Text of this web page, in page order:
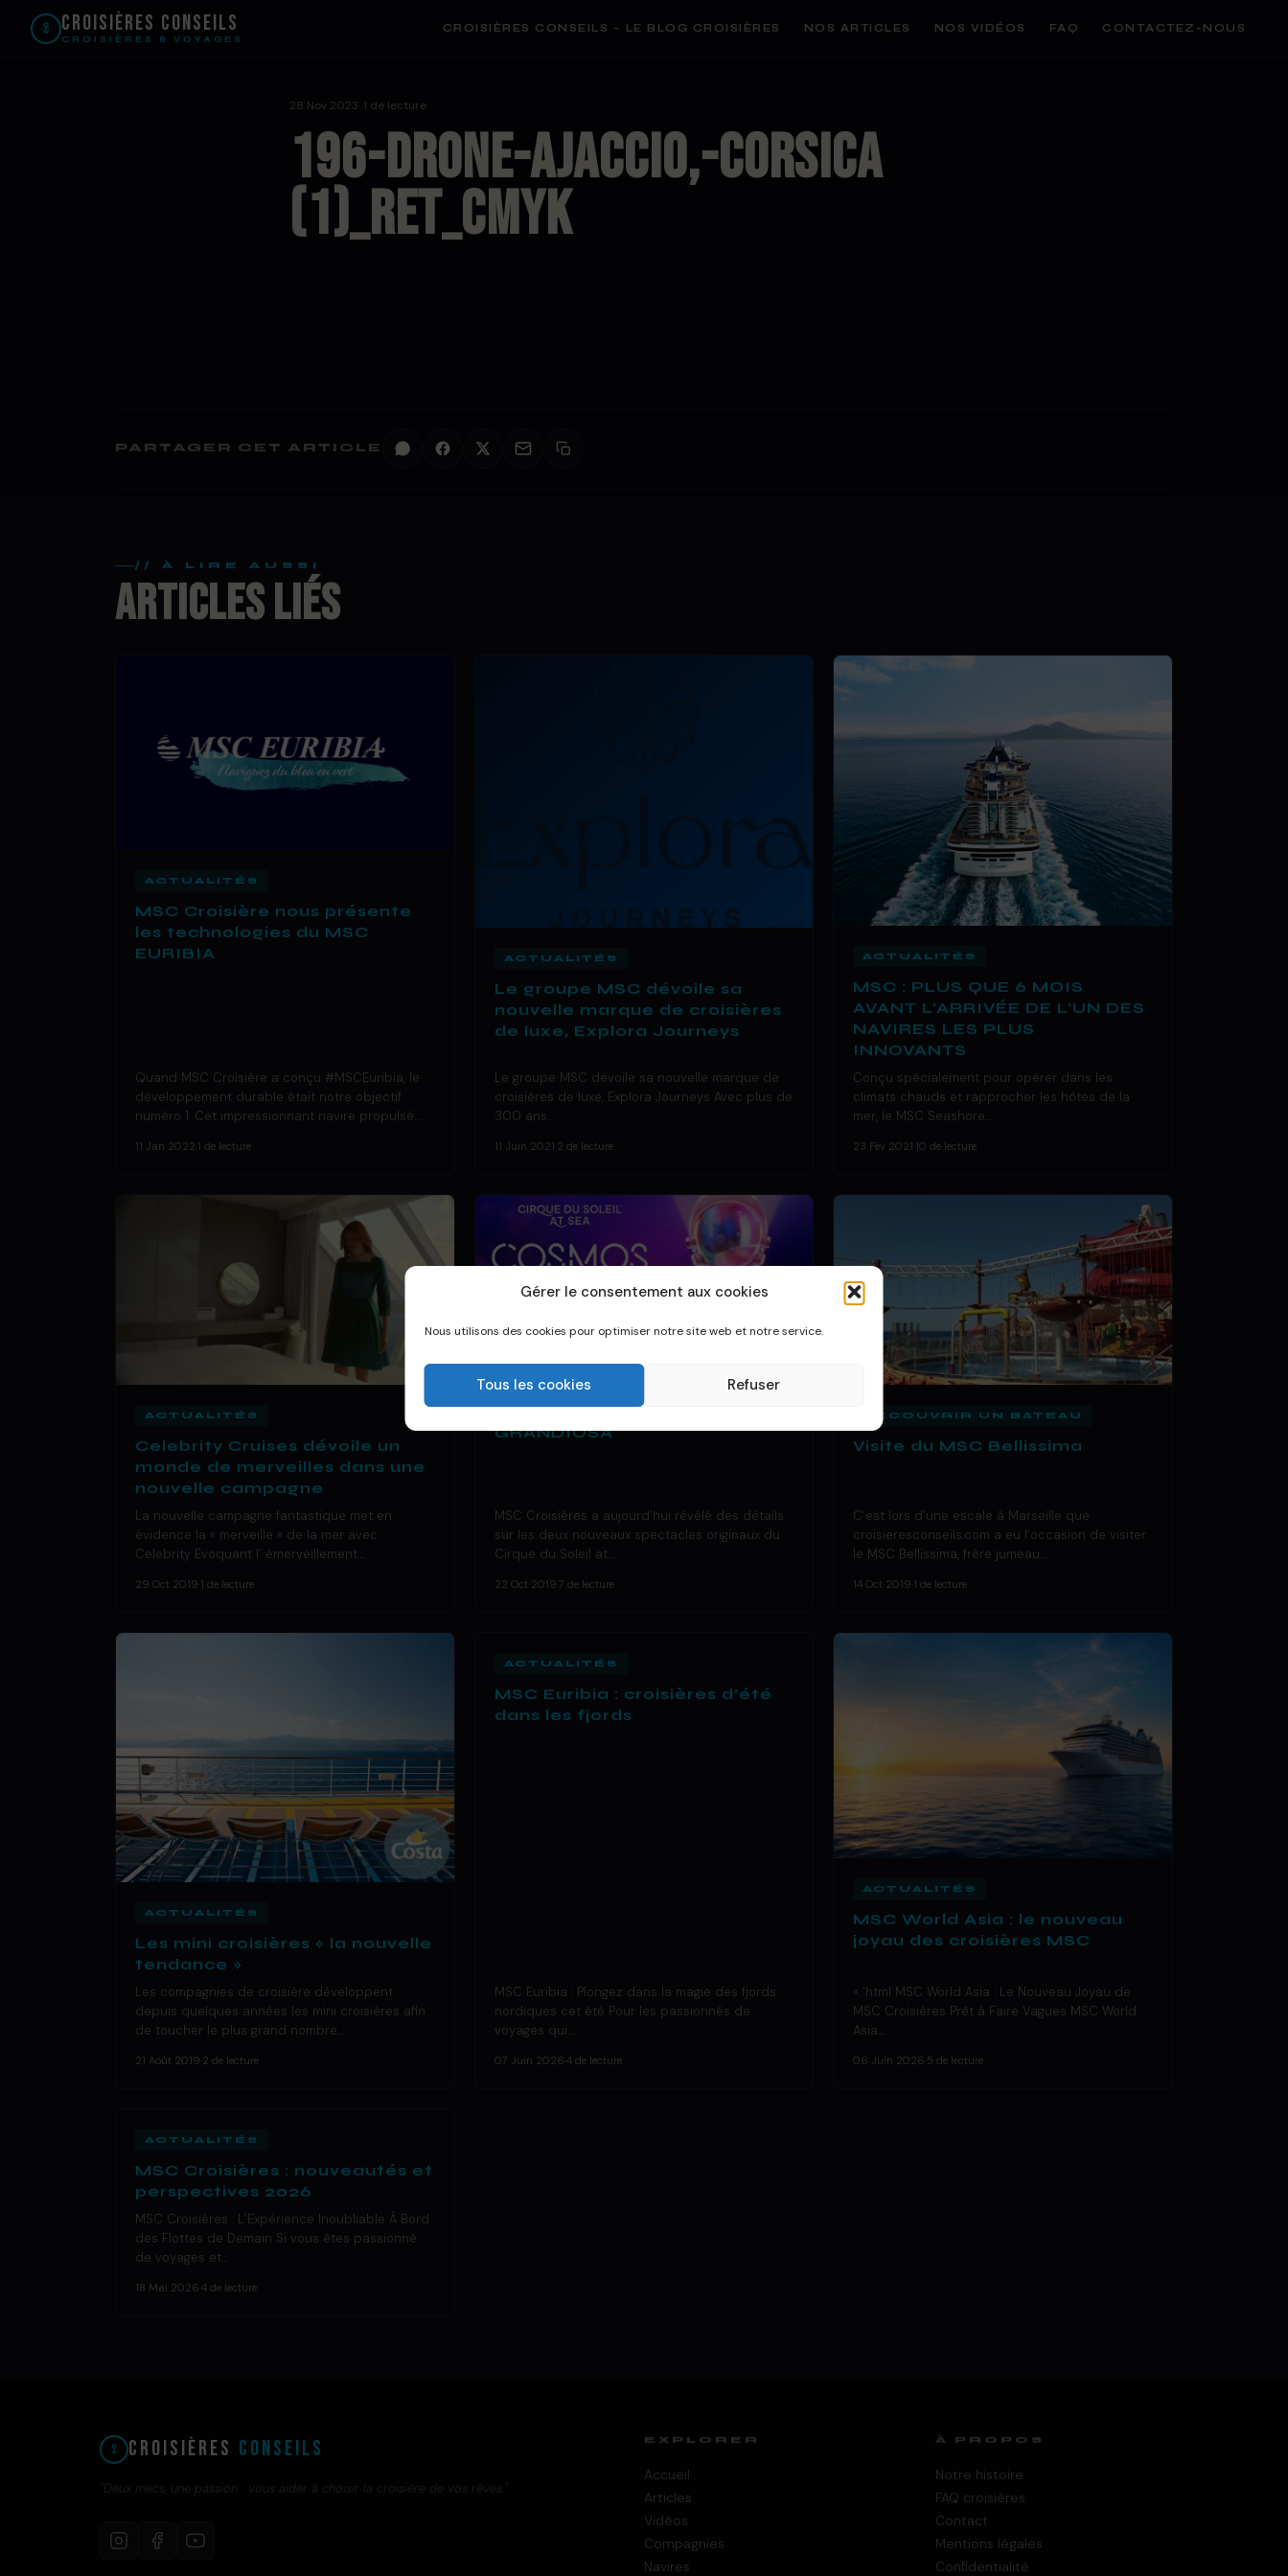
Gérer le consentement aux cookies
Nous utilisons des cookies pour optimiser notre site web et notre service.
Tous les cookies Refuser
Croisières Conseils
CROISIÈRES & VOYAGES
CROISIÈRES CONSEILS – LE BLOG CROISIÈRES NOS ARTICLES NOS VIDÉOS FAQ CONTACTEZ-NOUS
28 Nov 2023 · 1 de lecture
196-Drone-Ajaccio,-Corsica
(1)_Ret_CMYK
PARTAGER CET ARTICLE
// À LIRE AUSSI
ARTICLES LIÉS
ACTUALITÉS
MSC Croisière nous présente
les technologies du MSC
EURIBIA
Quand MSC Croisière a conçu #MSCEuribia, le
développement durable était notre objectif
numéro 1. Cet impressionnant navire propulsé…
11 Jan 2022 1 de lecture
ACTUALITÉS
Le groupe MSC dévoile sa
nouvelle marque de croisières
de luxe, Explora Journeys
Le groupe MSC dévoile sa nouvelle marque de
croisières de luxe, Explora Journeys Avec plus de
300 ans…
11 Juin 2021 2 de lecture
ACTUALITÉS
MSC : PLUS QUE 6 MOIS
AVANT L’ARRIVÉE DE L’UN DES
NAVIRES LES PLUS
INNOVANTS
Conçu spécialement pour opérer dans les
climats chauds et rapprocher les hôtes de la
mer, le MSC Seashore…
23 Fév 2021 10 de lecture
ACTUALITÉS
Celebrity Cruises dévoile un
monde de merveilles dans une
nouvelle campagne
La nouvelle campagne fantastique met en
évidence la « merveille » de la mer avec
Celebrity Evoquant l’ émerveillement…
29 Oct 2019 1 de lecture
Nouveaux spectacles du
cirque du soleil – MSC
GRANDIOSA
MSC Croisières a aujourd’hui révélé des détails
sur les deux nouveaux spectacles originaux du
Cirque du Soleil at…
22 Oct 2019 7 de lecture
DÉCOUVRIR UN BATEAU
Visite du MSC Bellissima
C’est lors d’une escale à Marseille que
croisieresconseils.com a eu l’occasion de visiter
le MSC Bellissima, frère jumeau…
14 Oct 2019 1 de lecture
ACTUALITÉS
Les mini croisières « la nouvelle
tendance »
Les compagnies de croisière développent
depuis quelques années les mini croisières afin
de toucher le plus grand nombre…
21 Août 2019 2 de lecture
ACTUALITÉS
MSC Euribia : croisières d’été
dans les fjords
MSC Euribia : Plongez dans la magie des fjords
nordiques cet été Pour les passionnés de
voyages qui…
07 Juin 2026 4 de lecture
ACTUALITÉS
MSC World Asia : le nouveau
joyau des croisières MSC
« `html MSC World Asia : Le Nouveau Joyau de
MSC Croisières Prêt à Faire Vagues MSC World
Asia…
06 Juin 2026 5 de lecture
ACTUALITÉS
MSC Croisières : nouveautés et
perspectives 2026
MSC Croisières : L’Expérience Inoubliable À Bord
des Flottes de Demain Si vous êtes passionné
de voyages et…
18 Mai 2026 4 de lecture
Croisières Conseils
"Deux mecs, une passion : vous aider à choisir la croisière de vos rêves."
EXPLORER
Accueil
Articles
Vidéos
Compagnies
Navires
À PROPOS
Notre histoire
FAQ croisières
Contact
Mentions légales
Confidentialité